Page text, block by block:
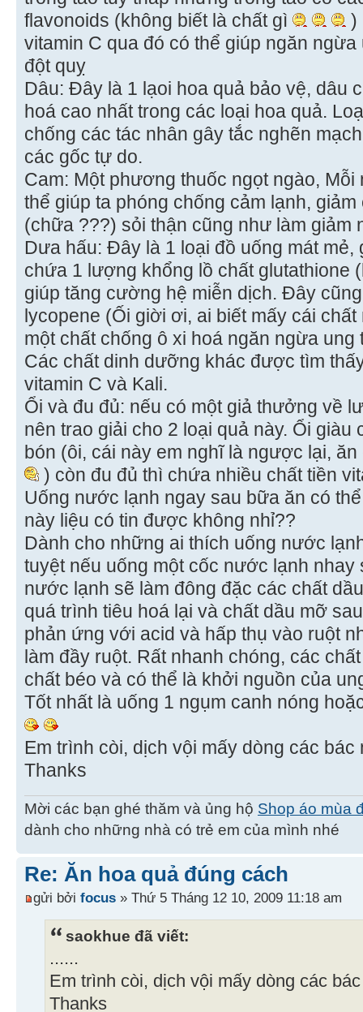
flavonoids (không biết là chất gì
)
vitamin C qua đó có thể giúp ngăn
đột quỵ
Dâu: Đây là 1 lạoi hoa quả bảo vệ, dâu
hoá cao nhất trong các loại hoa quả.
chống các tác nhân gây tắc nghẽn
các gốc tự do.
Cam: Một phương thuốc ngọt ngào,
thể giúp ta phóng chống cảm lạnh,
(chữa ???) sỏi thận cũng như làm giảm
Dưa hấu: Đây là 1 loại đồ uống mát
chứa 1 lượng khổng lồ chất glutathione
giúp tăng cường hệ miễn dịch. Đây
lycopene (Ối giời ơi, ai biết mấy cái
một chất chống ô xi hoá ngăn ngừa ung
Các chất dinh dưỡng khác được tìm
vitamin C và Kali.
Ổi và đu đủ: nếu có một giả thưởng về
nên trao giải cho 2 loại quả này. Ổi
bón (ôi, cái này em nghĩ là ngược lại,
) còn đu đủ thì chứa nhiều chất tiền
Uống nước lạnh ngay sau bữa ăn có
này liệu có tin được không nhỉ??
Dành cho những ai thích uống nước
tuyệt nếu uống một cốc nước lạnh nhay
nước lạnh sẽ làm đông đặc các chất
quá trình tiêu hoá lại và chất dầu mỡ
phản ứng với acid và hấp thụ vào ruột
làm đầy ruột. Rất nhanh chóng, các
chất béo và có thể là khởi nguồn của
Tốt nhất là uống 1 ngụm canh nóng
Em trình còi, dịch vội mấy dòng các bác
Thanks
Mời các bạn ghé thăm và ủng hộ Shop áo mùa
dành cho những nhà có trẻ em của mình nhé
Re: Ăn hoa quả đúng cách
gửi bởi focus » Thứ 5 Tháng 12 10, 2009 11:18 am
saokhue đã viết:
......
Em trình còi, dịch vội mấy dòng các
Thanks